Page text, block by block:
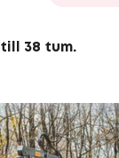
38 tum.